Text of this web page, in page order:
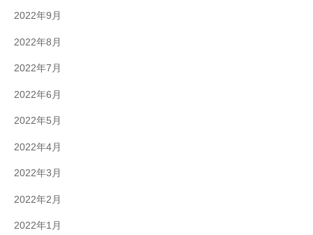
2022年9月
2022年8月
2022年7月
2022年6月
2022年5月
2022年4月
2022年3月
2022年2月
2022年1月